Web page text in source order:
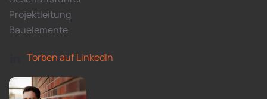
Projektleitung
Bauelemente
Torben auf LinkedIn